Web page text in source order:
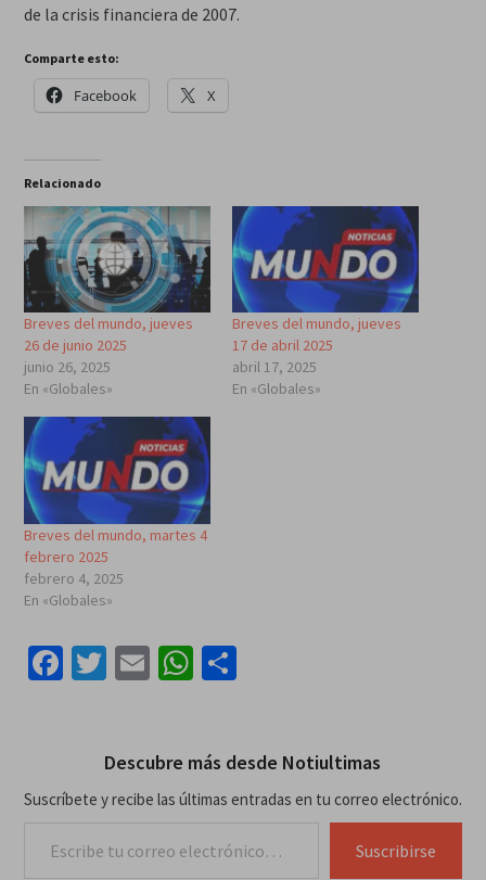
de la crisis financiera de 2007.
Comparte esto:
Facebook X
Relacionado
Breves del mundo, jueves
26 de junio 2025
junio 26, 2025
En «Globales»
Breves del mundo, jueves
17 de abril 2025
abril 17, 2025
En «Globales»
Breves del mundo, martes 4
febrero 2025
febrero 4, 2025
En «Globales»
Facebook
Twitter
EmailWhatsApp
Compartir
Descubre más desde Notiultimas
Suscríbete y recibe las últimas entradas en tu correo electrónico.
Suscribirse